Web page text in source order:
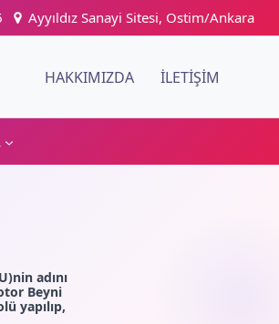
Ayyıldız Sanayi Sitesi, Ostim/Ankara
HAKKIMIZDA İLETIŞIM
adını
Beyni
yapılıp,